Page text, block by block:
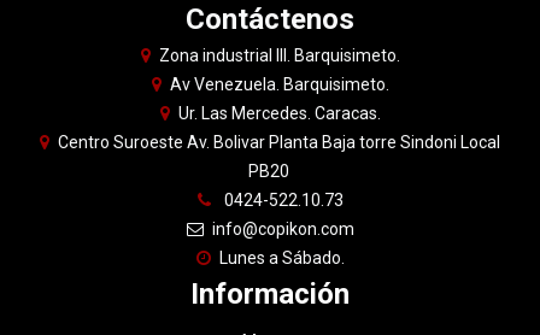
Contáctenos
Zona industrial III. Barquisimeto.
Av Venezuela. Barquisimeto.
Ur. Las Mercedes. Caracas.
Centro Suroeste Av. Bolivar Planta Baja torre Sindoni Local
PB20
0424-522.10.73
info@copikon.com
Lunes a Sábado.
Información